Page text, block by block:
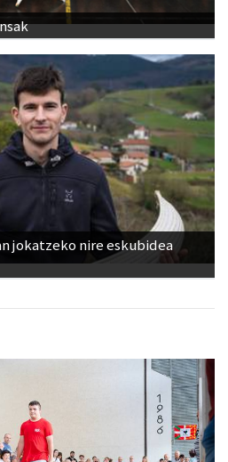
jokatzeko nire eskubidea